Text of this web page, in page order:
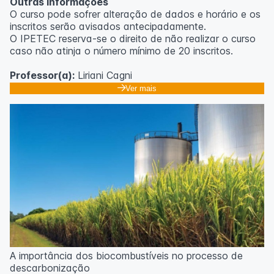
O curso pode sofrer alteração de dados e horário e os
inscritos serão avisados ​​antecipadamente.
O IPETEC reserva-se o direito de não realizar o curso
caso não atinja o número mínimo de 20 inscritos.
Professor(a): Liriani Cagni
Ver mais
A importância dos biocombustíveis no processo de
descarbonização